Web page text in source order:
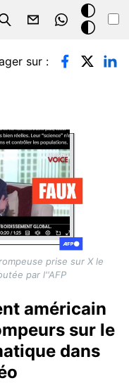
Search
Mode
sombre
sur :
prise sur X le
par l''AFP
américain
sur le
dans